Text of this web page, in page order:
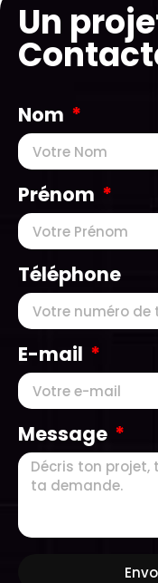
Un
Nom
Prénom
Téléphone
E-mail
Message